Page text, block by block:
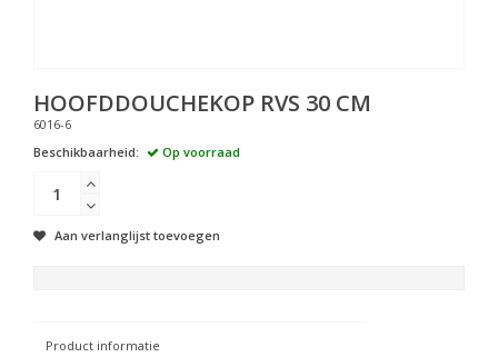
HOOFDDOUCHEKOP RVS 30 CM
6016-6
Beschikbaarheid:
Op voorraad
Aan verlanglijst toevoegen
Product informatie